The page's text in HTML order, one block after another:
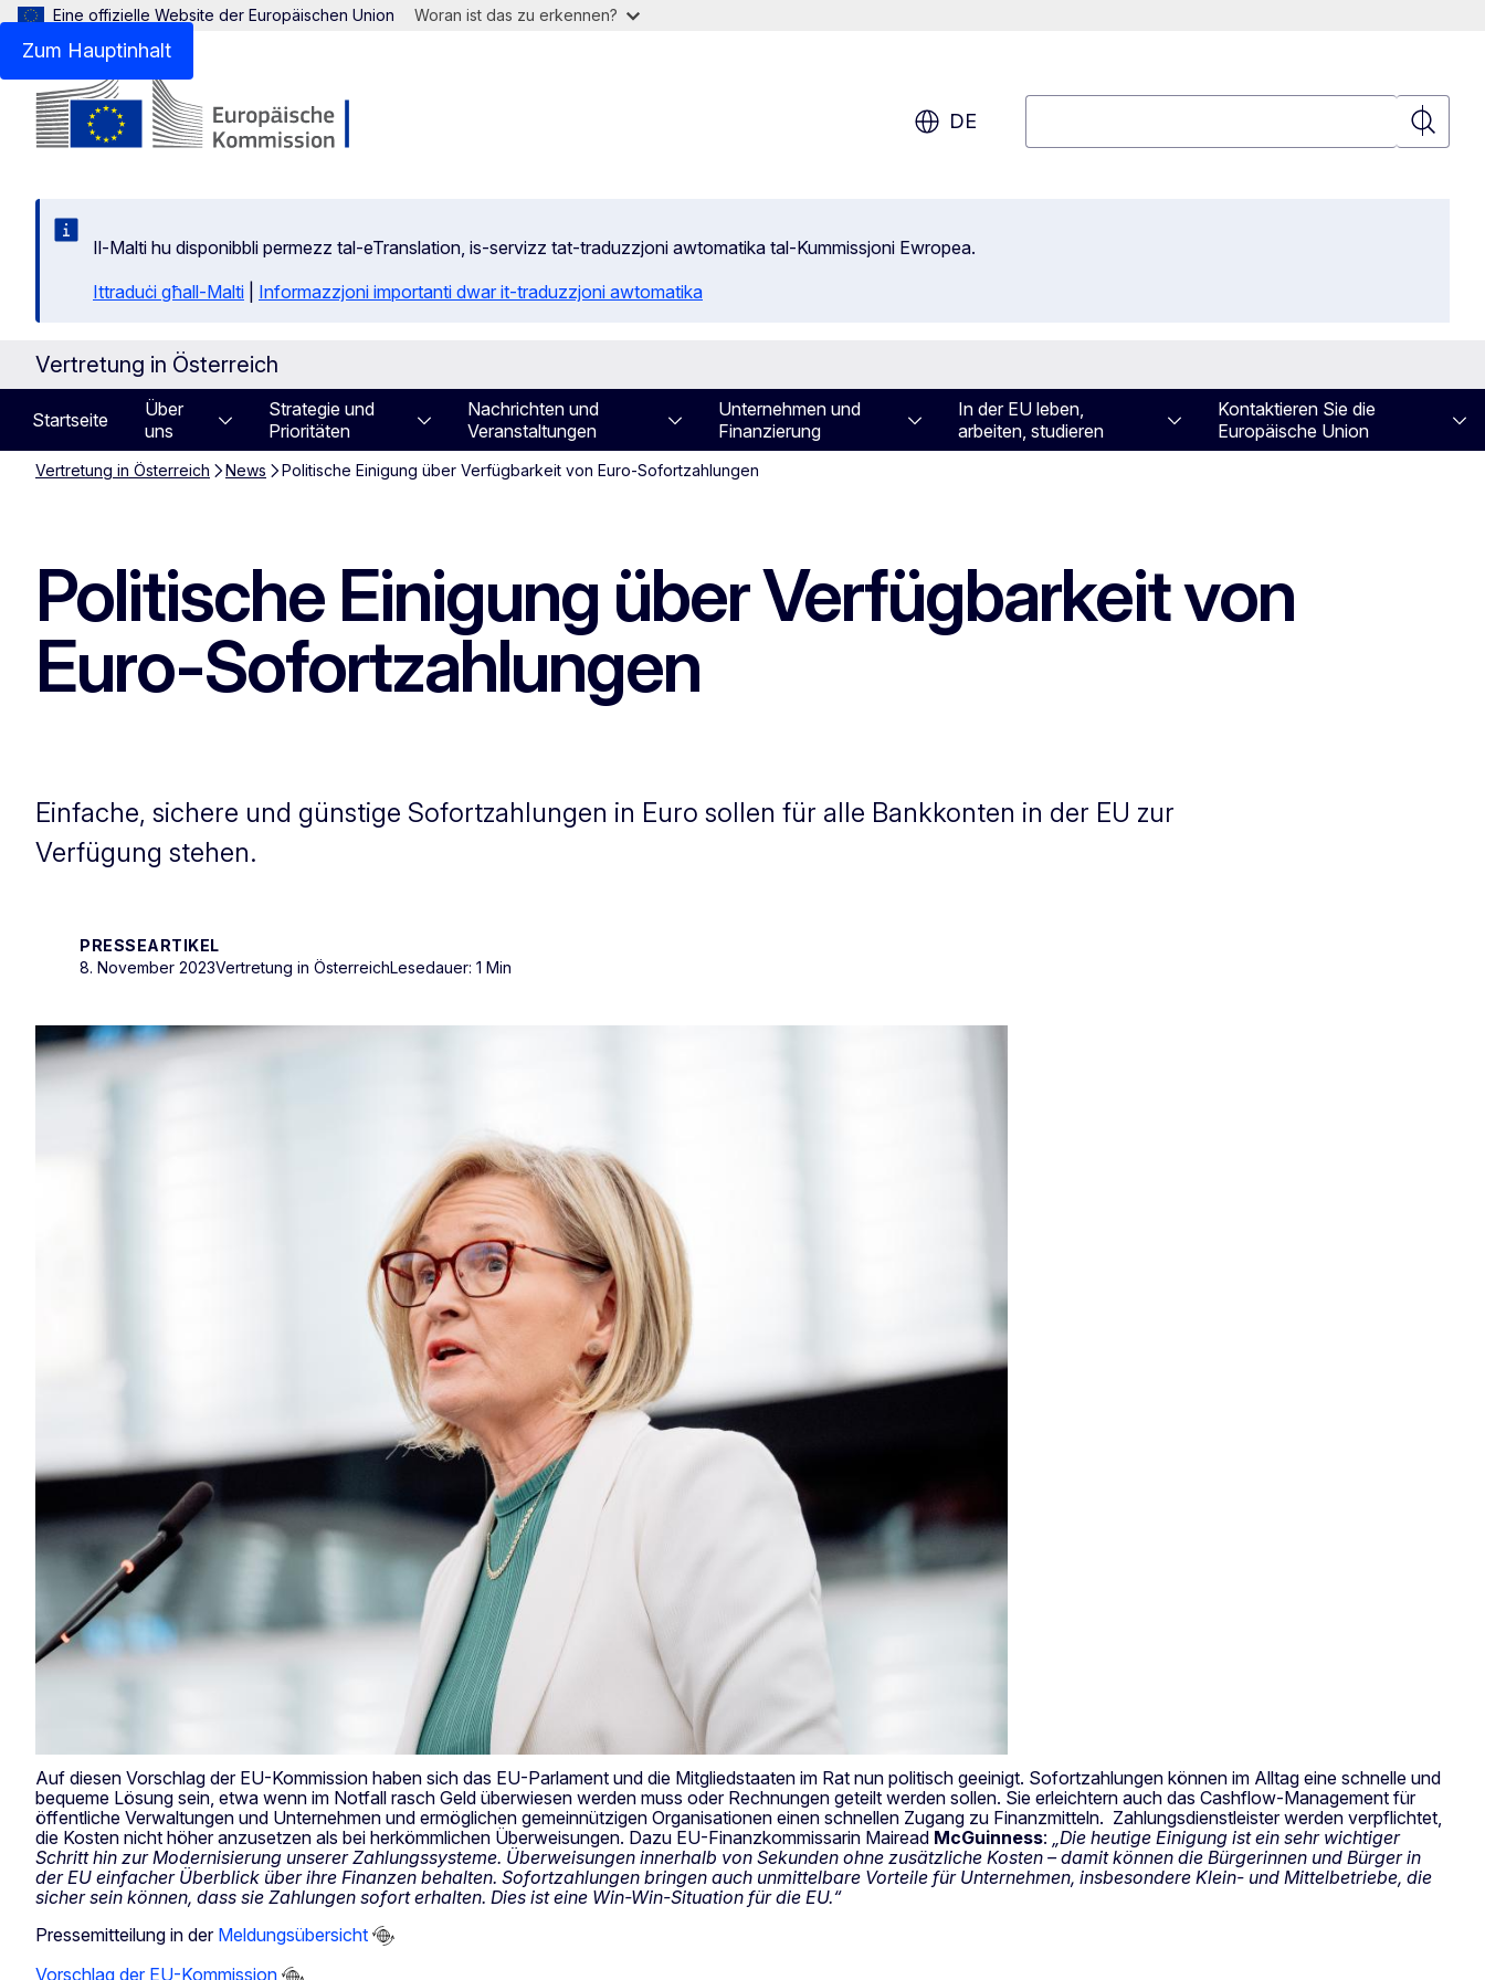
Zum Hauptinhalt
Eine offizielle Website der Europäischen Union Woran ist das zu erkennen?
DE
Suchen
Il-Malti hu disponibbli permezz tal-eTranslation, is-servizz tat-traduzzjoni awtomatika tal-Kummissjoni Ewropea.
Ittraduċi għall-Malti
Informazzjoni importanti dwar it-traduzzjoni awtomatika
Vertretung in Österreich
Startseite
Über
uns
Strategie und
Prioritäten
Nachrichten und
Veranstaltungen
Unternehmen und
Finanzierung
In der EU leben,
arbeiten, studieren
Kontaktieren Sie die
Europäische Union
Vertretung in Österreich News Politische Einigung über Verfügbarkeit von Euro-Sofortzahlungen
Politische Einigung über Verfügbarkeit von
Euro-Sofortzahlungen
Einfache, sichere und günstige Sofortzahlungen in Euro sollen für alle Bankkonten in der EU zur
Verfügung stehen.
PRESSEARTIKEL
8. November 2023Vertretung in ÖsterreichLesedauer: 1 Min
Auf diesen Vorschlag der EU-Kommission haben sich das EU-Parlament und die Mitgliedstaaten im Rat nun politisch geeinigt. Sofortzahlungen können im Alltag eine schnelle und
bequeme Lösung sein, etwa wenn im Notfall rasch Geld überwiesen werden muss oder Rechnungen geteilt werden sollen. Sie erleichtern auch das Cashflow-Management für
öffentliche Verwaltungen und Unternehmen und ermöglichen gemeinnützigen Organisationen einen schnellen Zugang zu Finanzmitteln. Zahlungsdienstleister werden verpflichtet,
die Kosten nicht höher anzusetzen als bei herkömmlichen Überweisungen. Dazu EU-Finanzkommissarin Mairead McGuinness: „Die heutige Einigung ist ein sehr wichtiger
Schritt hin zur Modernisierung unserer Zahlungssysteme. Überweisungen innerhalb von Sekunden ohne zusätzliche Kosten – damit können die Bürgerinnen und Bürger in
der EU einfacher Überblick über ihre Finanzen behalten. Sofortzahlungen bringen auch unmittelbare Vorteile für Unternehmen, insbesondere Klein- und Mittelbetriebe, die
sicher sein können, dass sie Zahlungen sofort erhalten. Dies ist eine Win-Win-Situation für die EU.“
Pressemitteilung in der Meldungsübersicht
Vorschlag der EU-Kommission